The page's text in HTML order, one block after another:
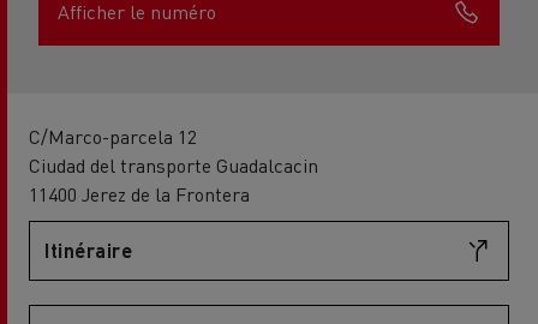
Afficher le numéro
C/Marco-parcela 12
Ciudad del transporte Guadalcacin
11400 Jerez de la Frontera
Itinéraire